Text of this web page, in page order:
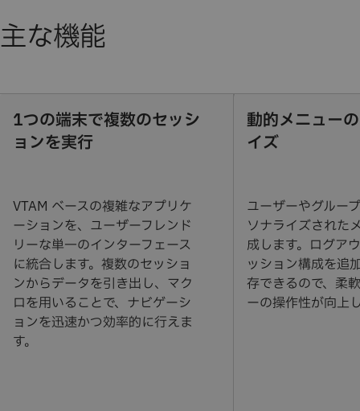
主な機能
1つの端末で複数のセッシ
ョンを実行
VTAM ベースの複雑なアプリケ
ーションを、ユーザーフレンド
リーな単一のインターフェース
に統合します。複数のセッショ
ンからデータを引き出し、マク
ロを用いることで、ナビゲーシ
ョンを迅速かつ効率的に行えま
す。
動的メニュー
イズ
ユーザーやグルー
ソナライズされた
成します。ログア
ッション構成を追
存できるので、柔
ーの操作性が向上